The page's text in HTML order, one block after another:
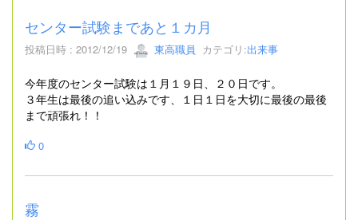
センター試験まであと１カ月
投稿日時 : 2012/12/19 東高職員 カテゴリ:出来事
今年度のセンター試験は１月１９日、２０日です。
３年生は最後の追い込みです、１日１日を大切に最後の最後
まで頑張れ！！
0
霧